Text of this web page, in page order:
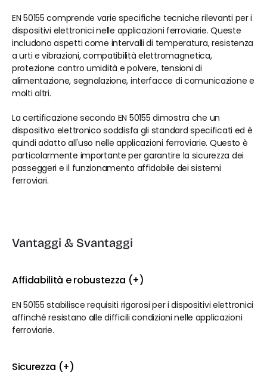
EN 50155 comprende varie specifiche tecniche rilevanti per i
dispositivi elettronici nelle applicazioni ferroviarie. Queste
includono aspetti come intervalli di temperatura, resistenza
a urti e vibrazioni, compatibilità elettromagnetica,
protezione contro umidità e polvere, tensioni di
alimentazione, segnalazione, interfacce di comunicazione e
molti altri.
La certificazione secondo EN 50155 dimostra che un
dispositivo elettronico soddisfa gli standard specificati ed è
quindi adatto all'uso nelle applicazioni ferroviarie. Questo è
particolarmente importante per garantire la sicurezza dei
passeggeri e il funzionamento affidabile dei sistemi
ferroviari.
Vantaggi & Svantaggi
Affidabilità e robustezza (+)
EN 50155 stabilisce requisiti rigorosi per i dispositivi elettronici
affinché resistano alle difficili condizioni nelle applicazioni
ferroviarie.
Sicurezza (+)